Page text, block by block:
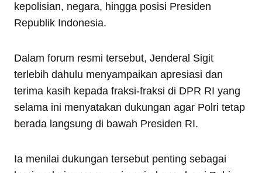
kepolisian, negara, hingga posisi Presiden
Republik Indonesia.
Dalam forum resmi tersebut, Jenderal Sigit
terlebih dahulu menyampaikan apresiasi dan
terima kasih kepada fraksi-fraksi di DPR RI yang
selama ini menyatakan dukungan agar Polri tetap
berada langsung di bawah Presiden RI.
Ia menilai dukungan tersebut penting sebagai